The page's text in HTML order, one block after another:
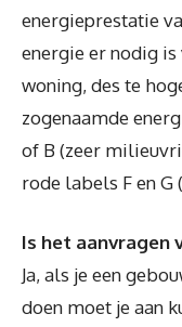
energieprestatie
energie er nodig
woning, des te
zogenaamde
of B (zeer
rode labels F en G
Is het aanvragen
Ja, als je een
doen moet je aan